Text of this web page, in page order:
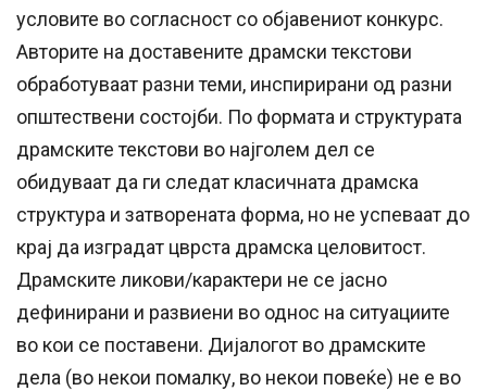
условите во согласност со објавениот конкурс.
Авторите на доставените драмски текстови
обработуваат разни теми, инспирирани од разни
општествени состојби. По формата и структурата
драмските текстови во најголем дел се
обидуваат да ги следат класичната драмска
структура и затворената форма, но не успеваат до
крај да изградат цврста драмска целовитост.
Драмските ликови/карактери не се јасно
дефинирани и развиени во однос на ситуациите
во кои се поставени. Дијалогот во драмските
дела (во некои помалку, во некои повеќе) не е во